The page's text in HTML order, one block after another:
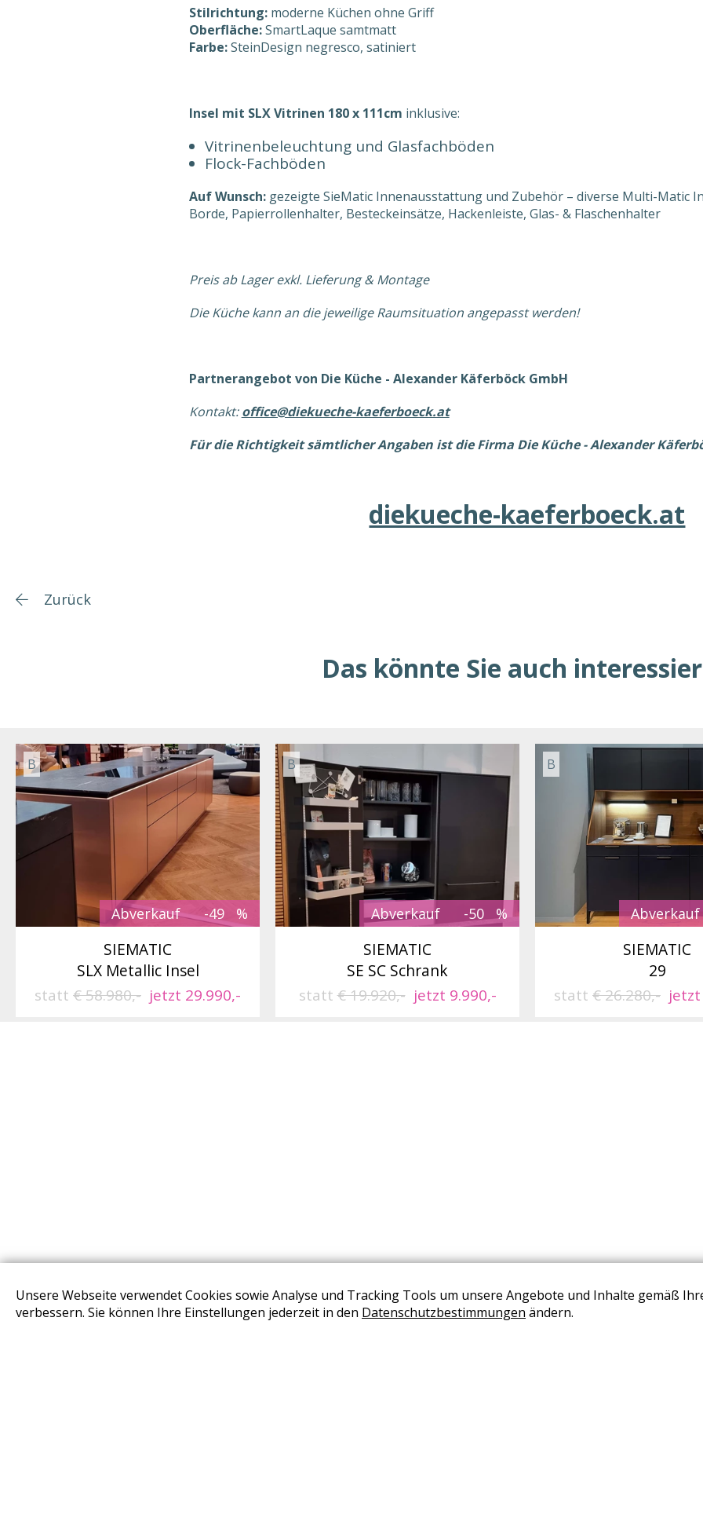
Unsere Webseite verwendet Cookies sowie Analyse und Tracking Tools um unsere Angebote und Inhalte gemäß
verbessern. Sie können Ihre Einstellungen jederzeit in den Datenschutzbestimmungen ändern.
Stilrichtung:moderne Küchen ohne Griff
Oberfläche:SmartLaque samtmatt
Farbe:SteinDesign negresco, satiniert
Insel mit SLX Vitrinen 180 x 111cm inklusive:
Vitrinenbeleuchtung und Glasfachböden
Flock-Fachböden
Auf Wunsch: gezeigte SieMatic Innenausstattung und Zubehör – diverse Multi-Matic
Borde, Papierrollenhalter, Besteckeinsätze, Hackenleiste, Glas- & Flaschenhalter
Preis ab Lager exkl. Lieferung & Montage
Die Küche kann an die jeweilige Raumsituation angepasst werden!
Partnerangebot von Die Küche - Alexander Käferböck GmbH
Kontakt:office@diekueche-kaeferboeck.at
Für die Richtigkeit sämtlicher Angaben ist die Firma Die Küche - Alexander
diekueche-kaeferboeck.at
Zurück
Das könnte Sie auch
Abverkauf -49
B
SIEMATIC
SLX Metallic Insel
statt € 58.980,- jetzt 29.990,-
Abverkauf -50
B
SIEMATIC
SE SC Schrank
statt€ 19.920,- jetzt 9.990,-
Abverkauf
B
SIEMATIC
29
statt € 26.280,- jetzt
STORES BERATUNG VEREINBAREN